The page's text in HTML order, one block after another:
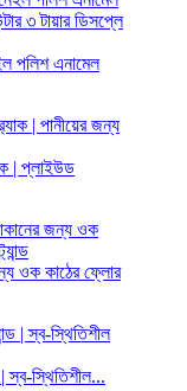
পলিশ এনামেল
| প্লাইউড
ওক কাঠের ফ্লোর
স্ব-স্থিতিশীল...